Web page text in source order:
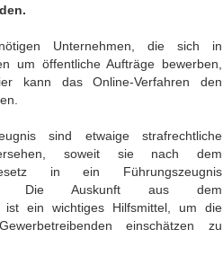
Unternehmen, die sich in
um öffentliche Aufträge bewerben,
kann das Online-Verfahren den
sind etwaige strafrechtliche
soweit sie nach dem
in ein Führungszeugnis
Die Auskunft aus dem
ist ein wichtiges Hilfsmittel, um die
einschätzen zu